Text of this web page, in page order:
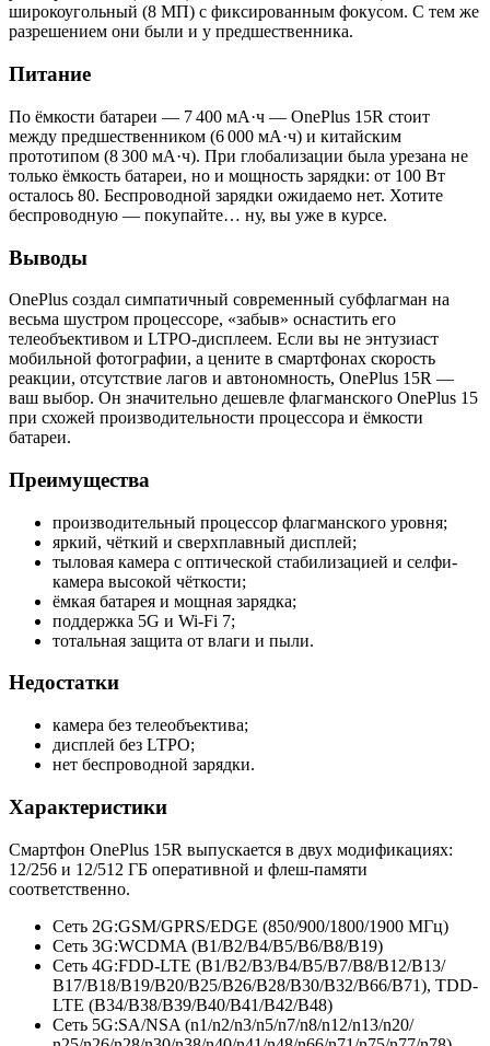
широкоугольный (8 МП) с фиксированным фокусом. С тем же
разрешением они были и у предшественника.
Питание
По ёмкости батареи — 7 400 мА·ч — OnePlus 15R стоит
между предшественником (6 000 мА·ч) и китайским
прототипом (8 300 мА·ч). При глобализации была урезана не
только ёмкость батареи, но и мощность зарядки: от 100 Вт
осталось 80. Беспроводной зарядки ожидаемо нет. Хотите
беспроводную — покупайте… ну, вы уже в курсе.
Выводы
OnePlus создал симпатичный современный субфлагман на
весьма шустром процессоре, «забыв» оснастить его
телеобъективом и LTPO-дисплеем. Если вы не энтузиаст
мобильной фотографии, а цените в смартфонах скорость
реакции, отсутствие лагов и автономность, OnePlus 15R —
ваш выбор. Он значительно дешевле флагманского OnePlus 15
при схожей производительности процессора и ёмкости
батареи.
Преимущества
производительный процессор флагманского уровня;
яркий, чёткий и сверхплавный дисплей;
тыловая камера с оптической стабилизацией и селфи-
камера высокой чёткости;
ёмкая батарея и мощная зарядка;
поддержка 5G и Wi-Fi 7;
тотальная защита от влаги и пыли.
Недостатки
камера без телеобъектива;
дисплей без LTPO;
нет беспроводной зарядки.
Характеристики
Смартфон OnePlus 15R выпускается в двух модификациях:
12/256 и 12/512 ГБ оперативной и флеш-памяти
соответственно.
Сеть 2G:GSM/GPRS/EDGE (850/900/1800/1900 МГц)
Сеть 3G:WCDMA (B1/B2/B4/B5/B6/B8/B19)
Сеть 4G:FDD-LTE (B1/B2/B3/B4/B5/B7/B8/B12/B13/
B17/B18/B19/B20/B25/B26/B28/B30/B32/B66/B71), TDD-
LTE (B34/B38/B39/B40/B41/B42/B48)
Сеть 5G:SA/NSA (n1/n2/n3/n5/n7/n8/n12/n13/n20/